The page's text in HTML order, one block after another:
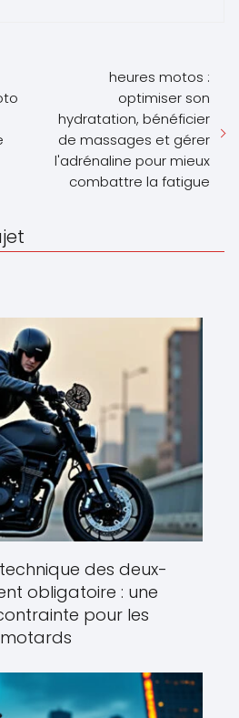
heures motos :
optimiser son
hydratation, bénéficier
de massages et gérer
l'adrénaline pour mieux
combattre la fatigue
des deux-
obligatoire : une
pour les
motards